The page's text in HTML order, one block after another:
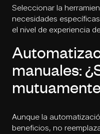
Seleccionar la
necesidades
el nivel de experiencia
manuales:
Aunque la
beneficios, no